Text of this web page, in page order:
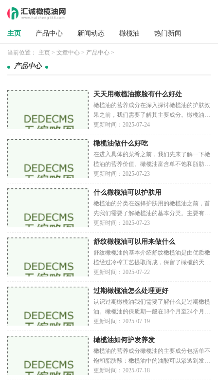
主页 产品中心 新闻动态 橄榄油 热门新闻
当前位置： 主页 > 文章中心 > 产品中心 >
产品中心
天天用橄榄油擦脸有什么好处
橄榄油的营养成分在深入探讨橄榄油的护肤效
果之前，我们需要了解其主要成分。橄榄油富
含单不饱和脂肪酸，尤其是油酸，这种脂肪酸
抗
更新时间：2025-07-24
橄榄油做什么好吃
在进入具体的菜肴之前，我们先来了解一下橄
榄油的营养价值。橄榄油富含单不饱和脂肪
酸，尤其是油酸，这种脂肪酸被认为有助于降
（HDL）。橄榄油
更新时间：2025-07-23
什么橄榄油可以护肤用
橄榄油的分类在选择护肤用的橄榄油之前，首
先我们需要了解橄榄油的基本分类。主要有以
下几种特级初榨橄榄油（Extra Virgin Olive
取，保留了
更新时间：2025-07-23
舒纹橄榄油可以用来做什么
舒纹橄榄油的基本介绍舒纹橄榄油是由优质橄
榄经过冷榨工艺提取而成，保留了橄榄的天然
香气和营养成分。它富含单不饱和脂肪酸、维
橄榄
更新时间：2025-07-22
过期橄榄油怎么处理更好
认识过期橄榄油我们需要了解什么是过期橄榄
油。橄榄油的保质期一般在18个月至24个月之
间，具体取决于油的类型和存储条件。过期的
象。
更新时间：2025-07-19
橄榄油如何护发养发
橄榄油的营养成分橄榄油的主要成分包括单不
饱和脂肪酸：橄榄油中的油酸可以渗透到发丝
内部，滋润干燥的头发。维生素E：这种强效
更新时间：2025-07-18